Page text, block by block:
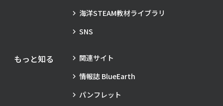
海洋STEAM教材ライブラリ
SNS
もっと知る
関連サイト
情報誌 BlueEarth
パンフレット